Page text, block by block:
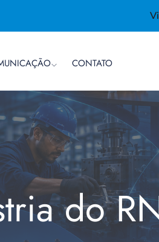
CONTATO
do